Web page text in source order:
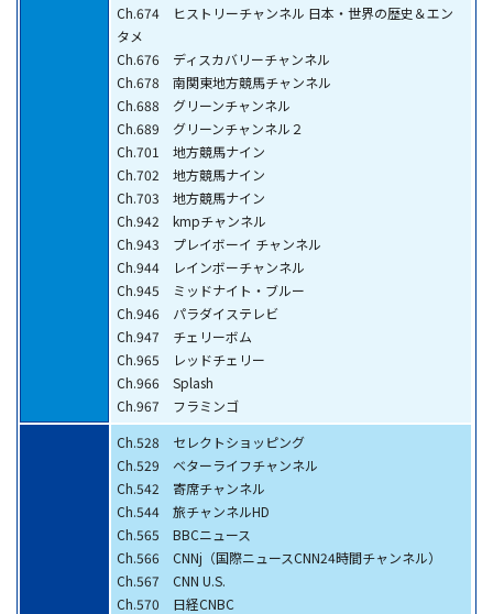
Ch.674 ヒストリーチャンネル 日本・世界の歴史＆エン
タメ
Ch.676 ディスカバリーチャンネル
Ch.678 南関東地方競馬チャンネル
Ch.688 グリーンチャンネル
Ch.689 グリーンチャンネル２
Ch.701 地方競馬ナイン
Ch.702 地方競馬ナイン
Ch.703 地方競馬ナイン
Ch.942 kmpチャンネル
Ch.943 プレイボーイ チャンネル
Ch.944 レインボーチャンネル
Ch.945 ミッドナイト・ブルー
Ch.946 パラダイステレビ
Ch.947 チェリーボム
Ch.965 レッドチェリー
Ch.966 Splash
Ch.967 フラミンゴ
Ch.528 セレクトショッピング
Ch.529 ベターライフチャンネル
Ch.542 寄席チャンネル
Ch.544 旅チャンネルHD
Ch.565 BBCニュース
Ch.566 CNNj（国際ニュースCNN24時間チャンネル）
Ch.567 CNN U.S.
Ch.570 日経CNBC